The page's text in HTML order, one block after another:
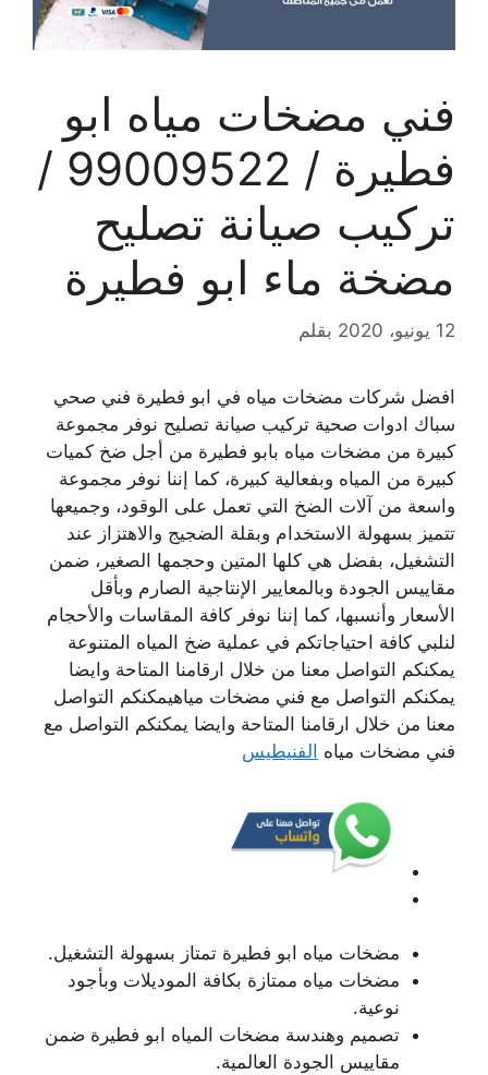
فني مضخات مياه ابو
فطيرة / 99009522 /
تركيب صيانة تصليح
مضخة ماء ابو فطيرة
12 يونيو، 2020 بقلم
افضل شركات مضخات مياه في ابو فطيرة فني صحي
سباك ادوات صحية تركيب صيانة تصليح نوفر مجموعة
كبيرة من مضخات مياه بابو فطيرة من أجل ضخ كميات
كبيرة من المياه وبفعالية كبيرة، كما إننا نوفر مجموعة
واسعة من آلات الضخ التي تعمل على الوقود، وجميعها
تتميز بسهولة الاستخدام وبقلة الضجيج والاهتزاز عند
التشغيل، بفضل هي كلها المتين وحجمها الصغير، ضمن
مقاييس الجودة وبالمعايير الإنتاجية الصارم وبأقل
الأسعار وأنسبها، كما إننا نوفر كافة المقاسات والأحجام
لنلبي كافة احتياجاتكم في عملية ضخ المياه المتنوعة
يمكنكم التواصل معنا من خلال ارقامنا المتاحة وايضا
يمكنكم التواصل مع فني مضخات مياهيمكنكم التواصل
معنا من خلال ارقامنا المتاحة وايضا يمكنكم التواصل مع
فني مضخات مياه الفنيطيس
مضخات مياه ابو فطيرة تمتاز بسهولة التشغيل.
مضخات مياه ممتازة بكافة الموديلات وبأجود
نوعية.
تصميم وهندسة مضخات المياه ابو فطيرة ضمن
مقاييس الجودة العالمية.